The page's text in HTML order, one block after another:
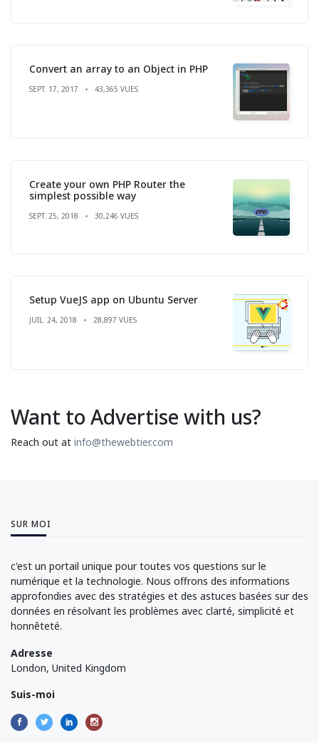
Convert an array to an Object in PHP
SEPT. 17, 2017 43,365 VUES
Create your own PHP Router the
simplest possible way
SEPT. 25, 2018 30,246 VUES
Setup VueJS app on Ubuntu Server
JUIL. 24, 2018 28,897 VUES
Want to Advertise with us?
Reach out at info@thewebtier.com
SUR MOI
c'est un portail unique pour toutes vos questions sur le
numérique et la technologie. Nous offrons des informations
approfondies avec des stratégies et des astuces basées sur des
données en résolvant les problèmes avec clarté, simplicité et
honnêteté.
Adresse
London, United Kingdom
Suis-moi